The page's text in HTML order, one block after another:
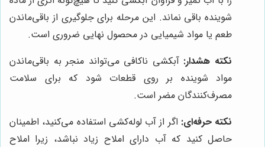
شوینده باقی نماند. این مرحله برای جلوگیری از باقی‌ماندن
طعم یا مواد شیمیایی در محصول نهایی ضروری است.
نکته هشدار: آبکشی ناکافی می‌تواند منجر به باقی‌ماندن
مواد شوینده بر روی قطعات شود که برای سلامت
مصرف‌کنندگان مضر است.
نکته حرفه‌ای: اگر از آب لوله‌کشی استفاده می‌کنید، اطمینان
حاصل کنید که آب دارای املاح زیاد نباشد، زیرا املاح